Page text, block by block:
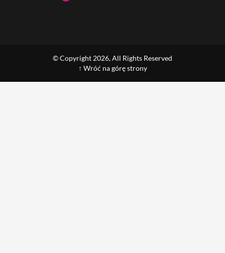
© Copyright 2026, All Rights Reserved
↑ Wróć na górę strony